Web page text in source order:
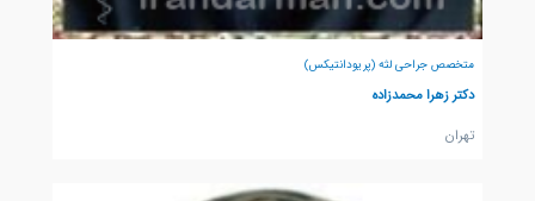
متخصص جراحی لثه (پریودانتیکس)
دکتر زهرا محمدزاده
تهران